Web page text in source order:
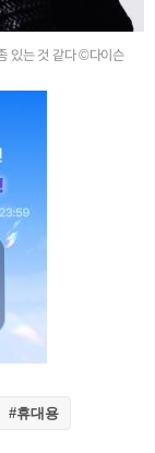
있는 것 같다 ©다이슨
#휴대용